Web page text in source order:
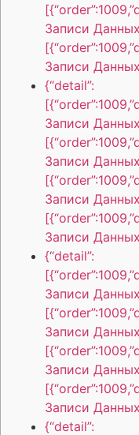
Записи
Записи
{“detail”:
Записи
Записи
Записи
Записи
{“detail”:
Записи
Записи
Записи
Записи
{“detail”: